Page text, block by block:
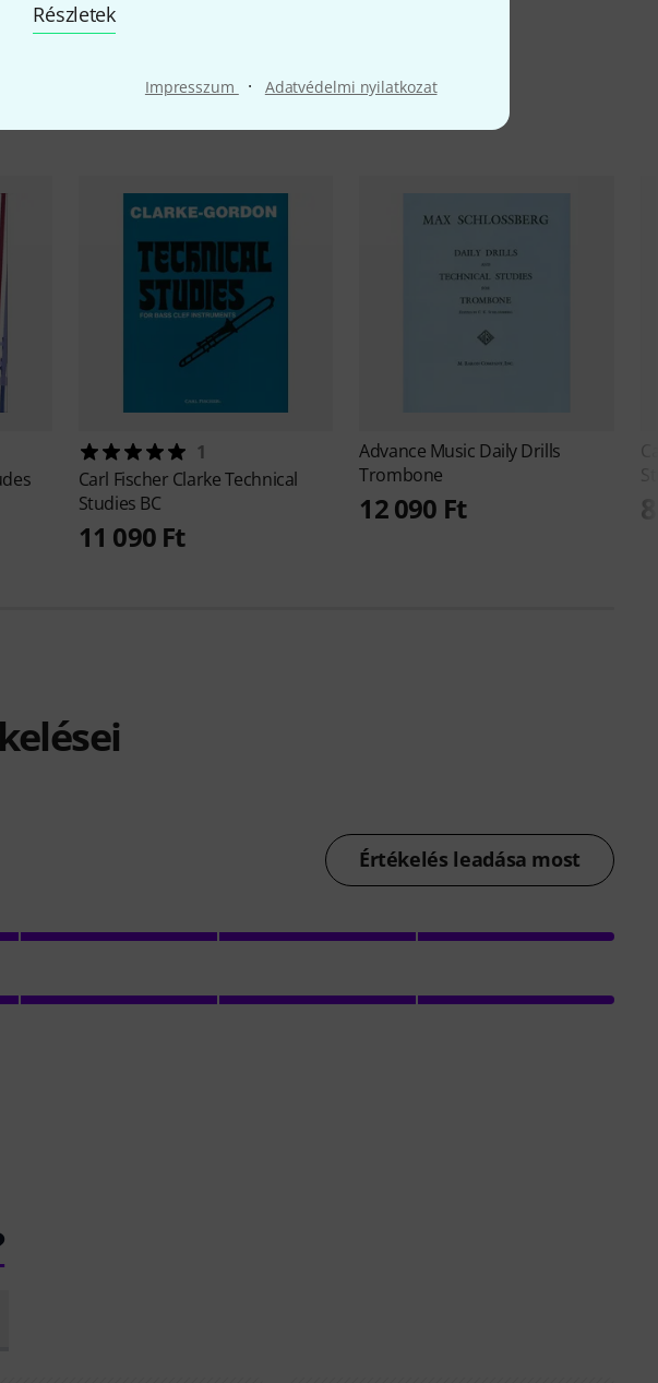
Részletek
Impresszum · Adatvédelmi nyilatkozat
elemek
1
Carl Fischer Clarke Technical
Studies BC
11 090 Ft
Advance Music Daily Drills
Trombone
12 090 Ft
Értékelés leadása most